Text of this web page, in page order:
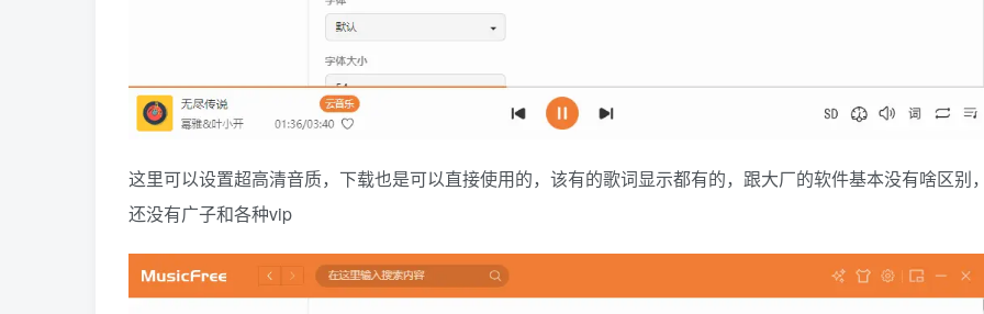
这里可以设置超高清音质，下载也是可以直接使用的，该有的歌词显示都有的，跟大厂的软件基本没有啥区别
还没有广子和各种vip